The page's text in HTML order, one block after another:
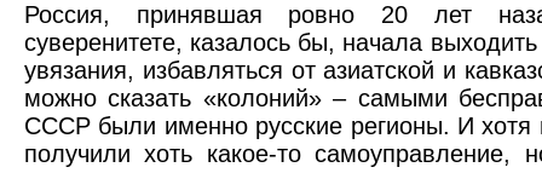
Россия, принявшая ровно 20 лет
суверенитете, казалось бы, начала выходить
увязания, избавляться от азиатской и
можно сказать «колоний» – самыми
СССР были именно русские регионы. И хотя
получили хоть какое-то самоуправление,